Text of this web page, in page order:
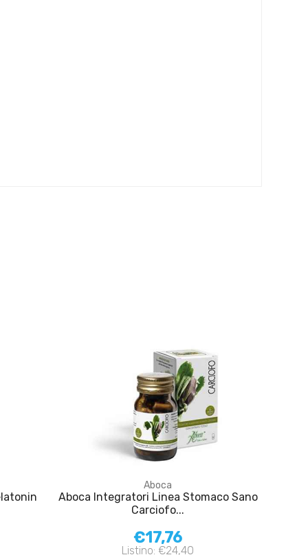
Aboca
Aboca Integratori Linea Stomaco Sano
Carciofo...
€17,76
Listino: €24,40